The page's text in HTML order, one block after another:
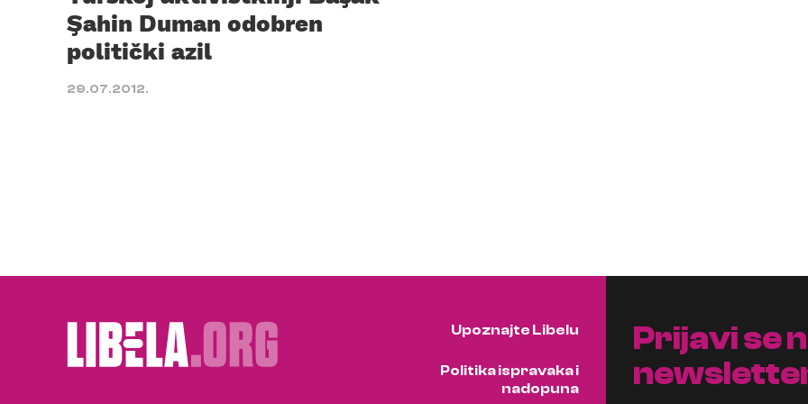
Şahin Duman odobren
politički azil
29.07.2012.
Upoznajte Libelu
Politika ispravaka i
nadopuna
Prijavi se